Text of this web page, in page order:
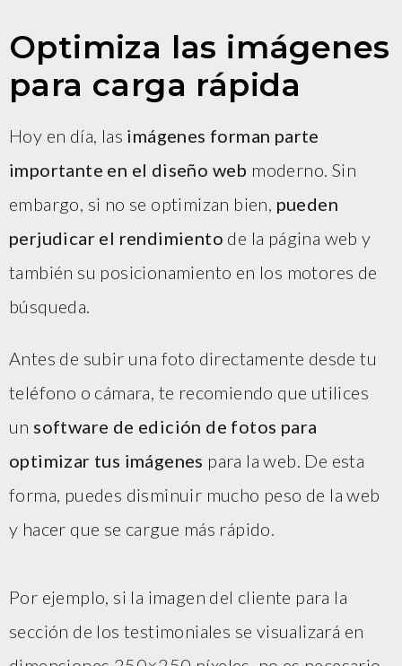
Optimiza las imágenes
para carga rápida
Hoy en día, las imágenes forman parte
importante en el diseño web moderno. Sin
embargo, si no se optimizan bien, pueden
perjudicar el rendimiento de la página web y
también su posicionamiento en los motores de
búsqueda.
Antes de subir una foto directamente desde tu
teléfono o cámara, te recomiendo que utilices
un software de edición de fotos para
optimizar tus imágenes para la web. De esta
forma, puedes disminuir mucho peso de la web
y hacer que se cargue más rápido.
Por ejemplo, si la imagen del cliente para la
sección de los testimoniales se visualizará en